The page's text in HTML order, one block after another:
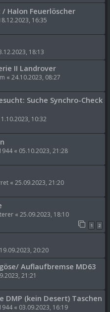
Halon Feuerlöscher
16:35
18:13
II Landrover
« 24.10.2023, 08:27
Suche Synchro-Check
10:32
« 05.10.2023, 21:28
« 25.09.2023, 21:20
« 25.09.2023, 18:10
1 2
19.09.2023, 20:20
Auflaufbremse MD63
21:21
DMP (kein Desert) Taschen
« 03.09.2023, 16:19